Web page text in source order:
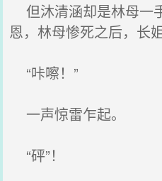
但沐清涵却是林母一
恩，林母惨死之后，长
“咔嚓！”
一声惊雷乍起。
“砰”！